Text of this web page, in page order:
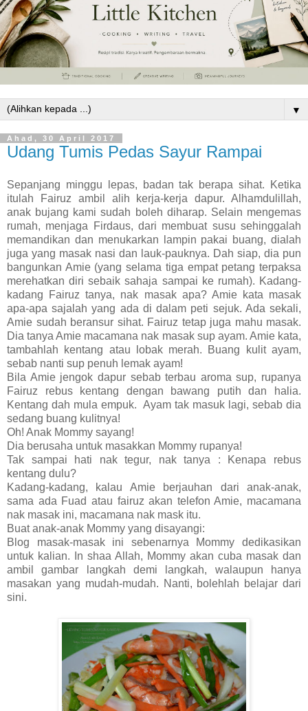
▼
Ahad, 30 April 2017
Udang Tumis Pedas Sayur Rampai
Sepanjang minggu lepas, badan tak berapa sihat. Ketika
itulah Fairuz ambil alih kerja-kerja dapur. Alhamdulillah,
anak bujang kami sudah boleh diharap. Selain mengemas
rumah, menjaga Firdaus, dari membuat susu sehinggalah
memandikan dan menukarkan lampin pakai buang, dialah
juga yang masak nasi dan lauk-pauknya. Dah siap, dia pun
bangunkan Amie (yang selama tiga empat petang terpaksa
merehatkan diri sebaik sahaja sampai ke rumah). Kadang-
kadang Fairuz tanya, nak masak apa? Amie kata masak
apa-apa sajalah yang ada di dalam peti sejuk. Ada sekali,
Amie sudah beransur sihat. Fairuz tetap juga mahu masak.
Dia tanya Amie macamana nak masak sup ayam. Amie kata,
tambahlah kentang atau lobak merah. Buang kulit ayam,
sebab nanti sup penuh lemak ayam!
Bila Amie jengok dapur sebab terbau aroma sup, rupanya
Fairuz rebus kentang dengan bawang putih dan halia.
Kentang dah mula empuk. Ayam tak masuk lagi, sebab dia
sedang buang kulitnya!
Oh! Anak Mommy sayang!
Dia berusaha untuk masakkan Mommy rupanya!
Tak sampai hati nak tegur, nak tanya : Kenapa rebus
kentang dulu?
Kadang-kadang, kalau Amie berjauhan dari anak-anak,
sama ada Fuad atau fairuz akan telefon Amie, macamana
nak masak ini, macamana nak mask itu.
Buat anak-anak Mommy yang disayangi:
Blog masak-masak ini sebenarnya Mommy dedikasikan
untuk kalian. In shaa Allah, Mommy akan cuba masak dan
ambil gambar langkah demi langkah, walaupun hanya
masakan yang mudah-mudah. Nanti, bolehlah belajar dari
sini.